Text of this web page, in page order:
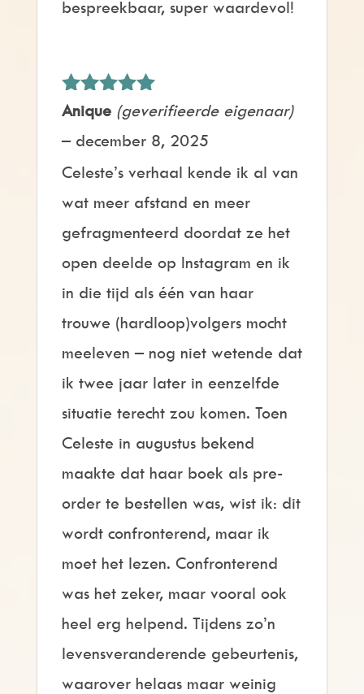
bespreekbaar, super waardevol!
Gewaardeerd
Anique (geverifieerde eigenaar)
– december 8, 2025
Celeste’s verhaal kende ik al van
wat meer afstand en meer
gefragmenteerd doordat ze het
open deelde op Instagram en ik
in die tijd als één van haar
trouwe (hardloop)volgers mocht
meeleven – nog niet wetende dat
ik twee jaar later in eenzelfde
situatie terecht zou komen. Toen
Celeste in augustus bekend
maakte dat haar boek als pre-
order te bestellen was, wist ik: dit
wordt confronterend, maar ik
moet het lezen. Confronterend
was het zeker, maar vooral ook
heel erg helpend. Tijdens zo’n
levensveranderende gebeurtenis,
waarover helaas maar weinig